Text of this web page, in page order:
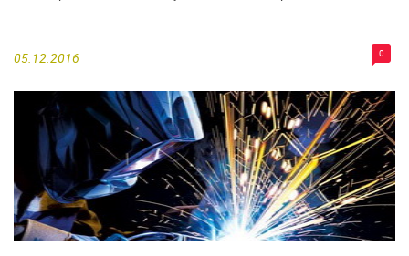
05.12.2016 0